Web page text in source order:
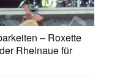
– Roxette
Rheinaue für